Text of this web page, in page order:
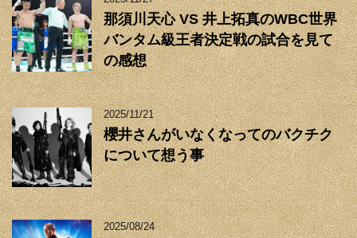
那須川天心 VS 井上拓真のWBC世界
バンタム級王者決定戦の試合を見て
の感想
2025/11/21
櫻井さんがいなくなってのバクチク
について想う事
2025/08/24